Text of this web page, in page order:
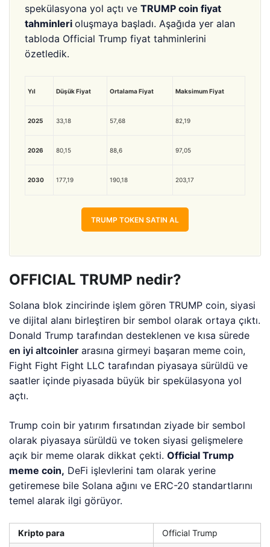
spekülasyona yol açtı veTRUMP coin fiyat
tahminlerioluşmaya başladı. Aşağıda yer alan
tabloda Official Trump fiyat tahminlerini
özetledik.
Yıl Düşük Fiyat Ortalama Fiyat Maksimum Fiyat
2025 33,18 57,68 82,19
2026 80,15 88,6 97,05
2030 177,19 190,18 203,17
TRUMP TOKEN SATIN AL
OFFICIAL TRUMP nedir?
Solana blok zincirinde işlem gören TRUMP coin, siyasi
ve dijital alanı birleştiren bir sembol olarak ortaya çıktı.
Donald Trump tarafından desteklenen ve kısa sürede
en iyi altcoinler arasına girmeyi başaran meme coin,
Fight Fight Fight LLC tarafından piyasaya sürüldü ve
saatler içinde piyasada büyük bir spekülasyona yol
açtı.
Trump coin bir yatırım fırsatından ziyade bir sembol
olarak piyasaya sürüldü ve token siyasi gelişmelere
açık bir meme olarak dikkat çekti.Official Trump
meme coin, DeFi işlevlerini tam olarak yerine
getiremese bile Solana ağını ve ERC-20 standartlarını
temel alarak ilgi görüyor.
Kripto para
Official Trump